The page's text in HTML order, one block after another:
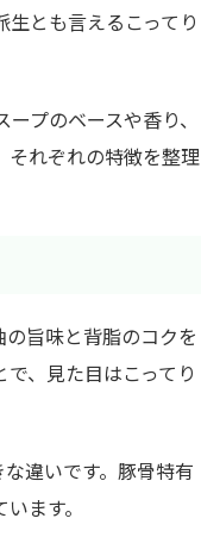
とも言えるこってり
プのベースや香り、
それぞれの特徴を整理
旨味と背脂のコクを
、見た目はこってり
違いです。豚骨特有
ます。